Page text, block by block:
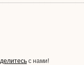
с нами!